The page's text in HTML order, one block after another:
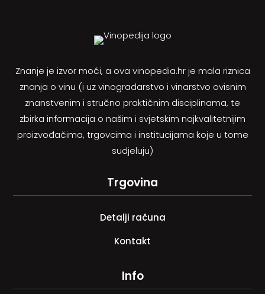
Znanje je izvor moći, a ova vinopedia.hr je mala riznica
znanja o vinu (i uz vinogradarstvo i vinarstvo ovisnim
znanstvenim i stručno praktičnim disciplinama, te
zbirka informacija o našim i svjetskim najkvalitetnijim
proizvođačima, trgovcima i institucijama koje u tome
sudjeluju)
Trgovina
Detalji računa
Kontakt
Info